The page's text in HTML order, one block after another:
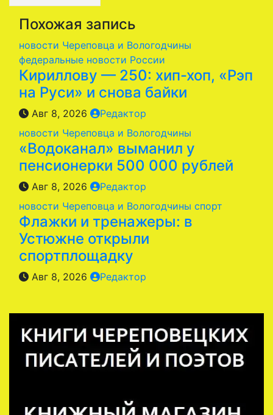
Похожая запись
новости Череповца и Вологодчины
федеральные новости России
Кириллову — 250: хип-хоп, «Рэп
на Руси» и снова байки
Авг 8, 2026
Редактор
новости Череповца и Вологодчины
«Водоканал» выманил у
пенсионерки 500 000 рублей
Авг 8, 2026
Редактор
новости Череповца и Вологодчины спорт
Флажки и тренажеры: в
Устюжне открыли
спортплощадку
Авг 8, 2026 Редактор